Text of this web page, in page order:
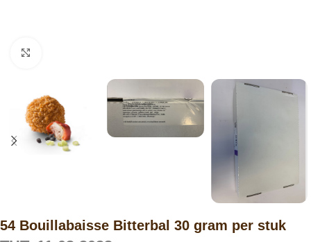
54 Bouillabaisse Bitterbal 30 gram per stuk